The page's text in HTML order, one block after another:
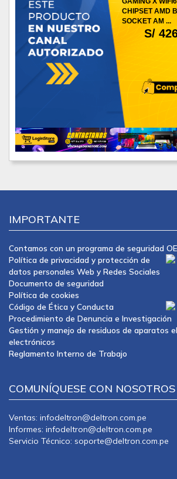
S/
CHIPSET AMD
SOCKET AM ...
IMPORTANTE
Contamos con un programa de seguridad
Política de privacidad y protección de
datos personales Web y Redes Sociales
Documento de seguridad
Política de cookies
Código de Ética y Conducta
Procedimiento de Denuncia e Investigación
Gestión y manejo de residuos de aparatos
electrónicos
Reglamento Interno de Trabajo
COMUNÍQUESE CON NOSOTROS
Ventas: infodeltron@deltron.com.pe
Informes: infodeltron@deltron.com.pe
Servicio Técnico: soporte@deltron.com.pe